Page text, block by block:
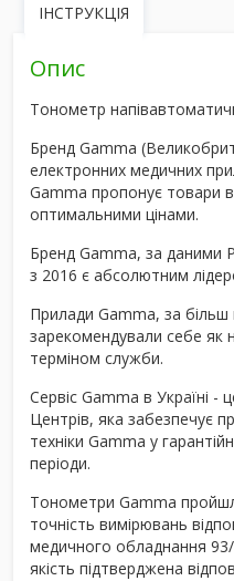
ІНСТРУКЦІЯ
Опис
Тонометр
Бренд Gamma
електронних медичних
Gamma пропонує товари
оптимальними цінами.
Бренд Gamma, за даними
з 2016 є абсолютним
Прилади Gamma, за більш
зарекомендували себе як
терміном служби.
Сервіс Gamma в Україні -
Центрів, яка забезпечує
техніки Gamma у
періоди.
Тонометри Gamma
точність вимірювань
медичного обладнання
якість підтверджена